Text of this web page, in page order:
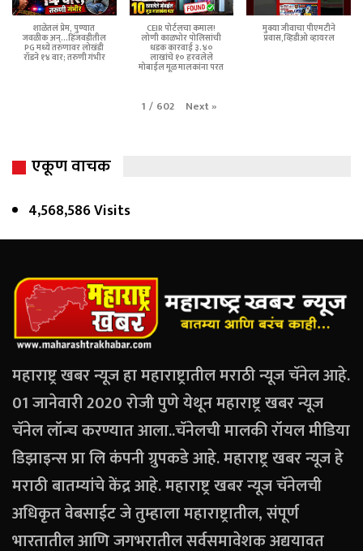
शाळेतलं प्रेम, पुण्यात
जवळीक अन्...हिंजवडीतील
PG मध्ये तरुणावर लोखंडी
रॉडने १४ वार; तरुणी गंभीर
CEIR पोर्टलचा कमाल!
लोणी काळभोर पोलिसांची
धडक कारवाई ३.४०
लाखांचे १० हरवलेले
मोबाईल मूळ मालकांना परत
मुक्या जीवाचा पीएमटीने
प्रवास,व्हिडीओ व्हायरल
1 / 602 Next»
एकूण वाचक
4,568,586 Visits
महाराष्ट्र खबर न्यूज हा महाराष्ट्रातील मराठी न्यूज चॅनेल आहे.
01 जानेवारी 2020 रोजी पुणे येथून महाराष्ट्र खबर न्यूज
चॅनेल लॉन्च करण्यात आला..चॅनेलची मालकी रॉयल मीडिया
डिझाइन्स प्रा लि कंपनी ग्रुपकडे आहे. महाराष्ट्र खबर न्यूज हे
मराठी बातम्यांचे केंद्र आहे. महाराष्ट्र खबर न्यूज चॅनेलची
अधिकृत वेबसाईट जे तुम्हाला महाराष्ट्रातील, संपूर्ण
भारतातील आणि जगभरातील सर्वसमावेशक अद्ययावत